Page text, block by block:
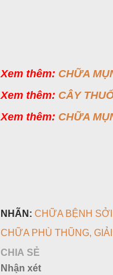
Xem thêm: CHỮA
Xem thêm: CÂY
Xem thêm: CHỮA
NHÃN: CHỮA BỆNH SỞI
CHỮA PHÙ THŨNG
CHIA SẺ
Nhận xét